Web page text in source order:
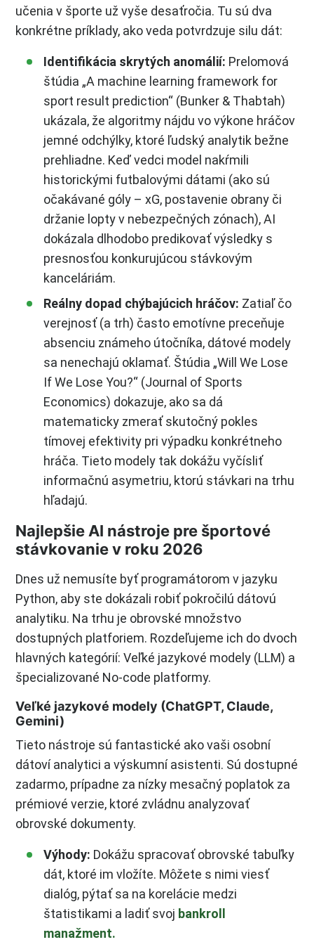
učenia v športe už vyše desaťročia. Tu sú dva
konkrétne príklady, ako veda potvrdzuje silu dát:
Identifikácia skrytých anomálií: Prelomová
štúdia „A machine learning framework for
sport result prediction“ (Bunker & Thabtah)
ukázala, že algoritmy nájdu vo výkone hráčov
jemné odchýlky, ktoré ľudský analytik bežne
prehliadne. Keď vedci model nakŕmili
historickými futbalovými dátami (ako sú
očakávané góly – xG, postavenie obrany či
držanie lopty v nebezpečných zónach), AI
dokázala dlhodobo predikovať výsledky s
presnosťou konkurujúcou stávkovým
kanceláriám.
Reálny dopad chýbajúcich hráčov: Zatiaľ čo
verejnosť (a trh) často emotívne preceňuje
absenciu známeho útočníka, dátové modely
sa nenechajú oklamať. Štúdia „Will We Lose
If We Lose You?“ (Journal of Sports
Economics) dokazuje, ako sa dá
matematicky zmerať skutočný pokles
tímovej efektivity pri výpadku konkrétneho
hráča. Tieto modely tak dokážu vyčísliť
informačnú asymetriu, ktorú stávkari na trhu
hľadajú.
Najlepšie AI nástroje pre športové
stávkovanie v roku 2026
Dnes už nemusíte byť programátorom v jazyku
Python, aby ste dokázali robiť pokročilú dátovú
analytiku. Na trhu je obrovské množstvo
dostupných platforiem. Rozdeľujeme ich do dvoch
hlavných kategórií: Veľké jazykové modely (LLM) a
špecializované No-code platformy.
Veľké jazykové modely (ChatGPT, Claude,
Gemini)
Tieto nástroje sú fantastické ako vaši osobní
dátoví analytici a výskumní asistenti. Sú dostupné
zadarmo, prípadne za nízky mesačný poplatok za
prémiové verzie, ktoré zvládnu analyzovať
obrovské dokumenty.
Výhody: Dokážu spracovať obrovské tabuľky
dát, ktoré im vložíte. Môžete s nimi viesť
dialóg, pýtať sa na korelácie medzi
štatistikami a ladiť svoj bankroll
manažment.